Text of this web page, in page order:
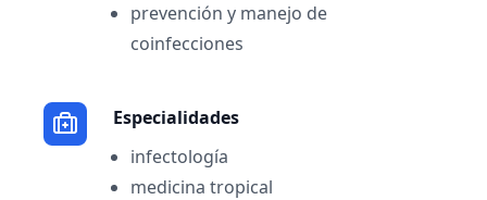
prevención y manejo de
coinfecciones
Especialidades
infectología
medicina tropical